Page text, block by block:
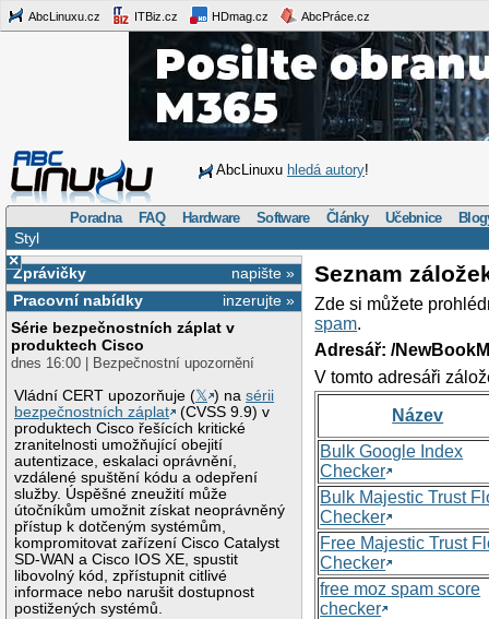
AbcLinuxu.cz ITBiz.cz HDmag.cz AbcPráce.cz
AbcLinuxu hledá autory!
Poradna FAQ Hardware Software Články Učebnice
Styl
×
napište »
Zprávičky
inzerujte »
Pracovní nabídky
Série bezpečnostních záplat v
produktech Cisco
dnes 16:00 | Bezpečnostní upozornění
Vládní CERT upozorňuje (𝕏 ) nasérii
bezpečnostních záplat
(CVSS 9.9) v
produktech Cisco řešících kritické
zranitelnosti umožňující obejití
autentizace, eskalaci oprávnění,
vzdálené spuštění kódu a odepření
služby. Úspěšné zneužití může
útočníkům umožnit získat neoprávněný
přístup k dotčeným systémům,
kompromitovat zařízení Cisco Catalyst
SD-WAN a Cisco IOS XE, spustit
libovolný kód, zpřístupnit citlivé
informace nebo narušit dostupnost
postižených systémů.
Seznam
Zde si můžete
spam.
Adresář: /
V tomto adresáři
Název
Bulk Google Index
Checker
Bulk Majestic Trust
Checker
Free Majestic Trust
Checker
free moz spam score
checker